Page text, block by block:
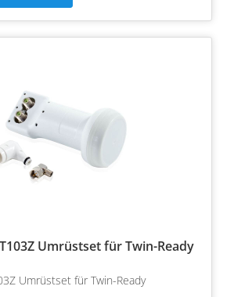
Umrüstset für Twin-Ready
Umrüstset für Twin-Ready